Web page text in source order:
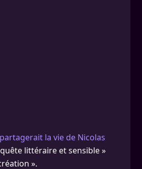
partagerait la vie de Nicolas
littéraire et sensible »
».